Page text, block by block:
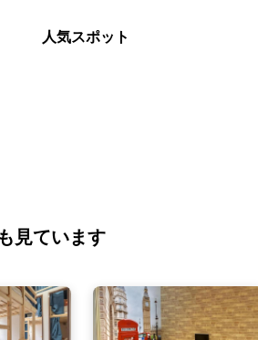
人気スポット
見ています